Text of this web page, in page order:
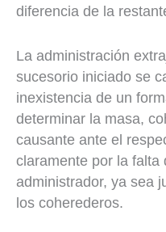
diferencia de la
La administración
sucesorio iniciado se
inexistencia de un
determinar la masa,
causante ante el
claramente por la falta
administrador, ya sea
los coherederos.